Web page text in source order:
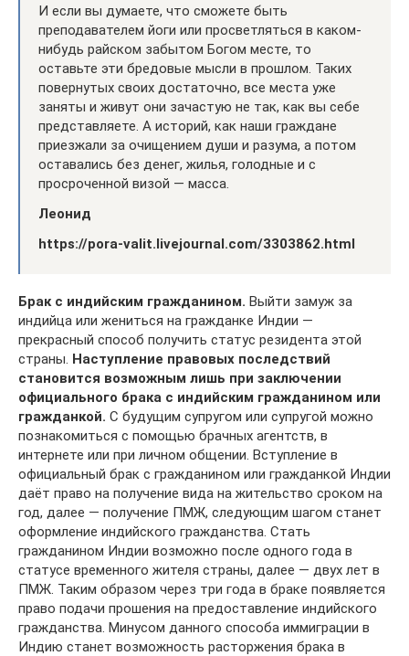
И если вы думаете, что сможете быть
преподавателем йоги или просветляться в каком-
нибудь райском забытом Богом месте, то
оставьте эти бредовые мысли в прошлом. Таких
повернутых своих достаточно, все места уже
заняты и живут они зачастую не так, как вы себе
представляете. А историй, как наши граждане
приезжали за очищением души и разума, а потом
оставались без денег, жилья, голодные и с
просроченной визой — масса.
Леонид
https://pora-valit.livejournal.com/3303862.html
Брак с индийским гражданином. Выйти замуж за
индийца или жениться на гражданке Индии —
прекрасный способ получить статус резидента этой
страны. Наступление правовых последствий
становится возможным лишь при заключении
официального брака с индийским гражданином или
гражданкой. С будущим супругом или супругой можно
познакомиться с помощью брачных агентств, в
интернете или при личном общении. Вступление в
официальный брак с гражданином или гражданкой Индии
даёт право на получение вида на жительство сроком на
год, далее — получение ПМЖ, следующим шагом станет
оформление индийского гражданства. Стать
гражданином Индии возможно после одного года в
статусе временного жителя страны, далее — двух лет в
ПМЖ. Таким образом через три года в браке появляется
право подачи прошения на предоставление индийского
гражданства. Минусом данного способа иммиграции в
Индию станет возможность расторжения брака в